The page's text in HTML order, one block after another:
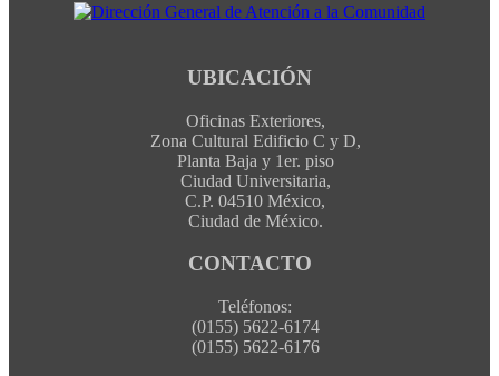
UBICACIÓN
Oficinas Exteriores,
Zona Cultural Edificio C y D,
Planta Baja y 1er. piso
Ciudad Universitaria,
C.P. 04510 México,
Ciudad de México.
CONTACTO
Teléfonos:
(0155) 5622-6174
(0155) 5622-6176